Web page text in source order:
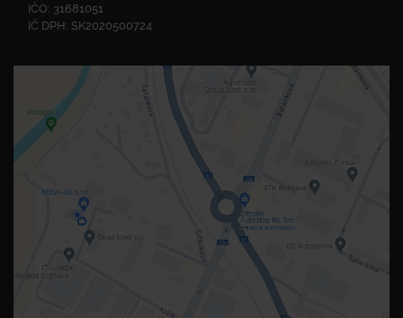
IČO: 31681051
IČ DPH: SK2020500724